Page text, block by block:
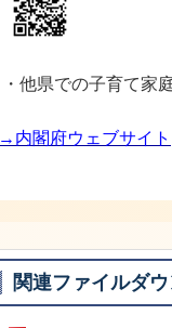
・他県での子育て家
→内閣府ウェブサイト
関連ファイルダ